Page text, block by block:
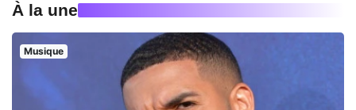
À la une
Musique